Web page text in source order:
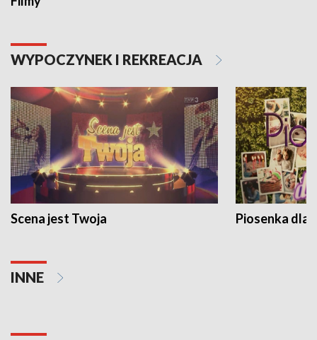
WYPOCZYNEK I REKREACJA
Scena jest Twoja Piosenka dla
INNE